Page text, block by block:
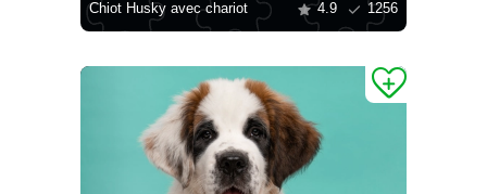
Chiot Husky avec chariot 4.9 1256